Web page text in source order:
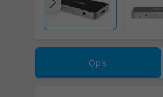
Poprzedni
Opis